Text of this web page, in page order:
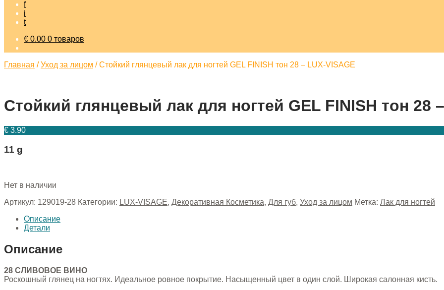
f
i
t
€ 0.00 0 товаров
Главная /Уход за лицом /Стойкий глянцевый лак для ногтей GEL FINISH тон 28 – LUX-VISAGE
Стойкий глянцевый лак для ногтей GEL FINISH тон 28
€ 3.90
11 g
Нет в наличии
Артикул: 129019-28 Категории: LUX-VISAGE, Декоративная Косметика, Для губ, Уход за лицом Метка: Лак для ногтей
Описание
Детали
Описание
28 СЛИВОВОЕ ВИНО
Роскошный глянец на ногтях. Идеальное ровное покрытие. Насыщенный цвет в один слой. Широкая салонная кисть.